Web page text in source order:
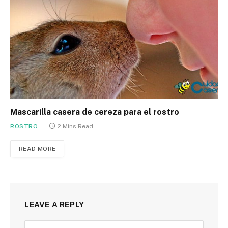
Mascarilla casera de cereza para el rostro
ROSTRO 2 Mins Read
READ MORE
LEAVE A REPLY